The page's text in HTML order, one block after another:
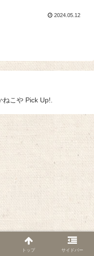
2024.05.12
こや Pick Up!.
トップ サイドバー